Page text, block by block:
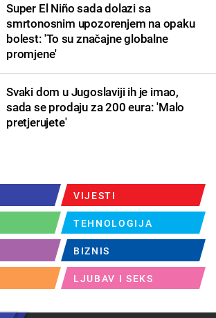
Super El Niño sada dolazi sa
smrtonosnim upozorenjem na opaku
bolest: 'To su značajne globalne
promjene'
Svaki dom u Jugoslaviji ih je imao,
sada se prodaju za 200 eura: 'Malo
pretjerujete'
VIJESTI
TEHNOLOGIJA
BIZNIS
LJUBAV I SEKS